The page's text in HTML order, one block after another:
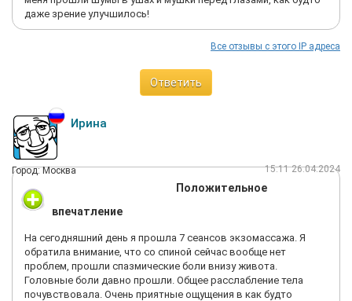
даже зрение улучшилось!
Все отзывы с этого IP адреса
Ответить
Ирина
Город: Москва 15:11 26.04.2024
Положительное
впечатление
На сегодняшний день я прошла 7 сеансов экзомассажа. Я
обратила внимание, что со спиной сейчас вообще нет
проблем, прошли спазмические боли внизу живота.
Головные боли давно прошли. Общее расслабление тела
почувствовала. Очень приятные ощущения в как будто